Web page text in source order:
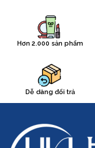
Hơn 2.000 sản phẩm
Dễ dàng đổi trả